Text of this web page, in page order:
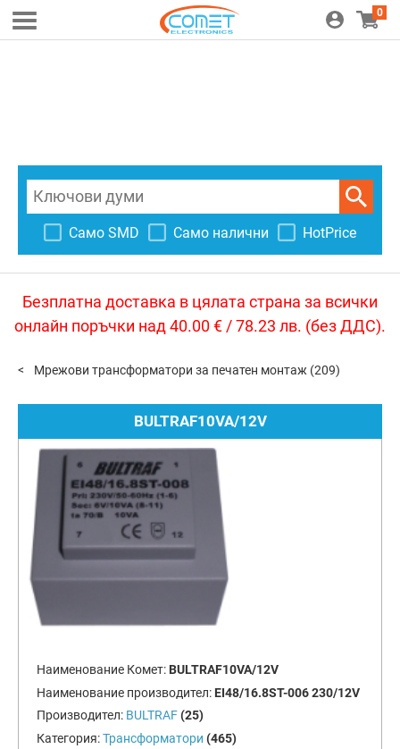
0
Само SMD Само налични HotPrice
Безплатна доставка в цялата страна за всички
онлайн поръчки над 40.00 € / 78.23 лв. (без ДДС).
Мрежови трансформатори за печатен монтаж (209)
BULTRAF10VA/12V
Наименование Комет: BULTRAF10VA/12V
Наименование производител: EI48/16.8ST-006 230/12V
Производител: BULTRAF (25)
Категория:Трансформатори (465)